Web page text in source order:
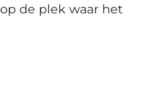
de plek waar het